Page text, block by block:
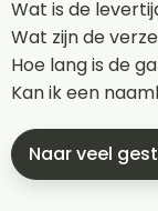
Wat is de
Wat zijn de
Hoe lang is de
Kan ik een
Naar veel